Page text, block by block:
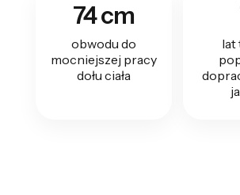
74 cm
obwodu do
mocniejszej pracy
dołu ciała
lat